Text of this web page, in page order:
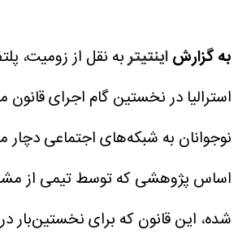
به گزارشاینتیتربه نقل از زومیت،
استرالیا در نخستین گام اجرای
نوجوانان به شبکه‌های اجتماعی
اساس پژوهشی که توسط تیمی از
شده، این قانون که برای نخستین‌بار